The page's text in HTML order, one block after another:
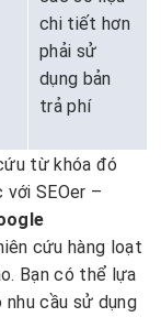
chi tiết hơn
phải sử
dụng bản
trả phí
từ khóa đó
SEOer –
cứu hàng loạt
Bạn có thể lựa
cầu sử dụng